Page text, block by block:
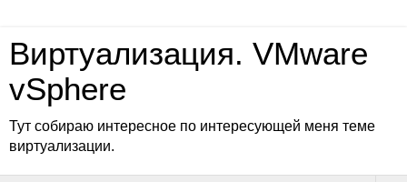
Виртуализация. VMware
vSphere
Тут собираю интересное по интересующей меня теме
виртуализации.